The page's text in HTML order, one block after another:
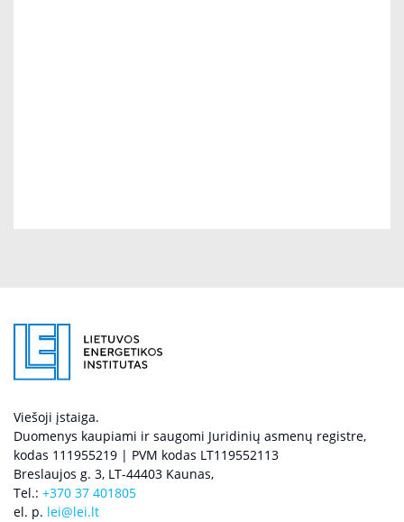
Viešoji įstaiga.
Duomenys kaupiami ir saugomi Juridinių asmenų registre,
kodas 111955219 | PVM kodas LT119552113
Breslaujos g. 3, LT-44403 Kaunas,
Tel.: +370 37 401805
el. p. lei@lei.lt